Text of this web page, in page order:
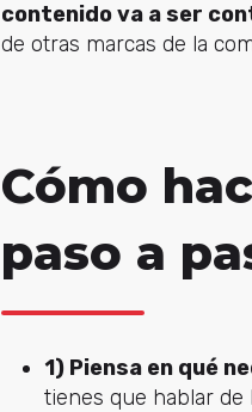
contenido va a ser
de otras marcas de la
Cómo
paso a
1) Piensa en qué
tienes que hablar